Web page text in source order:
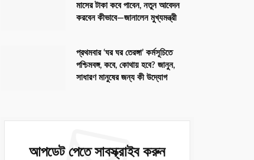
মাসের টাকা কবে পাবেন, নতুন আবেদন
করবেন কীভাবে—জানালেন মুখ্যমন্ত্রী
প্রথমবার ‘ঘর ঘর তেরঙ্গা’ কর্মসূচিতে
পশ্চিমবঙ্গ, কবে, কোথায় হবে? জানুন,
সাধারণ মানুষের জন্য কী উদ্যোগ
আপডেট পেতে সাবস্ক্রাইব করুন